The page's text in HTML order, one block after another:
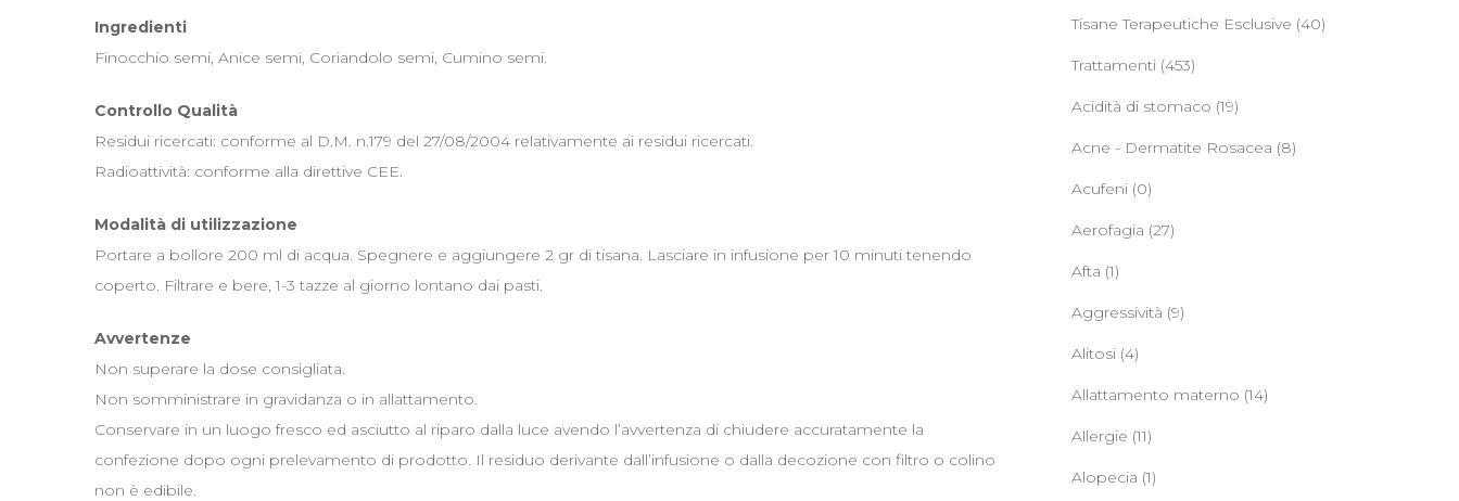
Ingredienti
Finocchio semi, Anice semi, Coriandolo semi, Cumino semi.
Controllo Qualità
Residui ricercati: conforme al D.M. n.179 del 27/08/2004 relativamente ai residui ricercati.
Radioattività: conforme alla direttive CEE.
Modalità di utilizzazione
Portare a bollore 200 ml di acqua. Spegnere e aggiungere 2 gr di tisana. Lasciare in infusione per 10 minuti tenendo
coperto. Filtrare e bere, 1-3 tazze al giorno lontano dai pasti.
Avvertenze
Non superare la dose consigliata.
Non somministrare in gravidanza o in allattamento.
Conservare in un luogo fresco ed asciutto al riparo dalla luce avendo l’avvertenza di chiudere accuratamente la
confezione dopo ogni prelevamento di prodotto. Il residuo derivante dall’infusione o dalla decozione con filtro o colino
non è edibile.
Tisane Terapeutiche Esclusive (40)
Trattamenti (453)
Acidità di stomaco (19)
Acne - Dermatite Rosacea (8)
Acufeni (0)
Aerofagia (27)
Afta (1)
Aggressività (9)
Alitosi (4)
Allattamento materno (14)
Allergie (11)
Alopecia (1)